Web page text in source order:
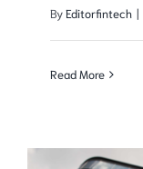
ByEditorfintech |
Read More